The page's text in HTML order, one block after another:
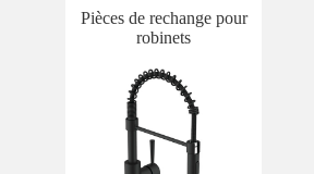
Pièces de rechange pour
robinets